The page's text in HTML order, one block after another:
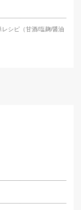
シピ（甘酒/塩麹/醤油